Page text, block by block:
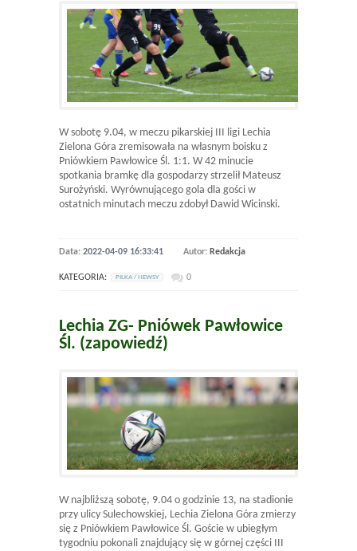
W sobotę 9.04, w meczu pikarskiej III ligi Lechia
Zielona Góra zremisowała na własnym boisku z
Pniówkiem Pawłowice Śl. 1:1. W 42 minucie
spotkania bramkę dla gospodarzy strzelił Mateusz
Surożyński. Wyrównującego gola dla gości w
ostatnich minutach meczu zdobył Dawid Wicinski.
Data: 2022-04-09 16:33:41 Autor: Redakcja
KATEGORIA: PILKA / NEWSY 0
Lechia ZG- Pniówek Pawłowice
Śl. (zapowiedź)
W najbliższą sobotę, 9.04 o godzinie 13, na stadionie
przy ulicy Sulechowskiej, Lechia Zielona Góra zmierzy
się z Pniówkiem Pawłowice Śl. Goście w ubiegłym
tygodniu pokonali znajdujący się w górnej części III